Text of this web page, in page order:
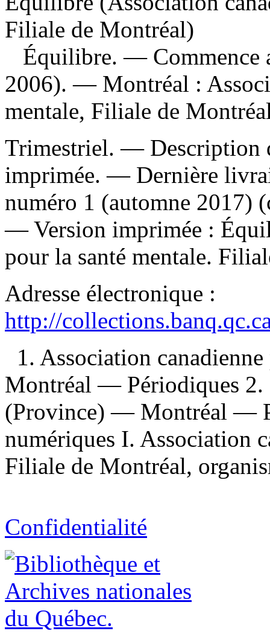
Filiale de Montréal)
Équilibre. — Commence
2006). — Montréal :
mentale, Filiale de
Trimestriel. — Description
imprimée. — Dernière
numéro 1 (automne 2017)
—Version imprimée :
pour la santé mentale.
Adresse électronique :
http://
1. Association
Montréal — Périodiques 2.
(Province) — Montréal —
numériques I. Association
Filiale de Montréal,
Confidentialité